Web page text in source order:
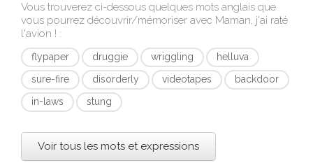
Vous trouverez ci-dessous quelques mots anglais que
vous pourrez découvrir/mémoriser avec Maman, j'ai raté
l'avion ! :
flypaper druggie wriggling
helluva
sure-fire
disorderly videotapes
backdoor
in-laws
stung
Voir tous les mots et expressions